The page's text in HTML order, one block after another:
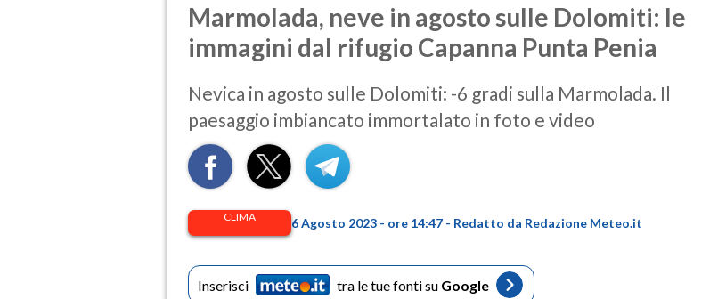
Marmolada, neve in agosto sulle Dolomiti: le
immagini dal rifugio Capanna Punta Penia
Nevica in agosto sulle Dolomiti: -6 gradi sulla Marmolada. Il
paesaggio imbiancato immortalato in foto e video
CLIMA 6 Agosto 2023 - ore 14:47 - Redatto da Redazione Meteo.it
Inserisci tra le tue fonti su Google